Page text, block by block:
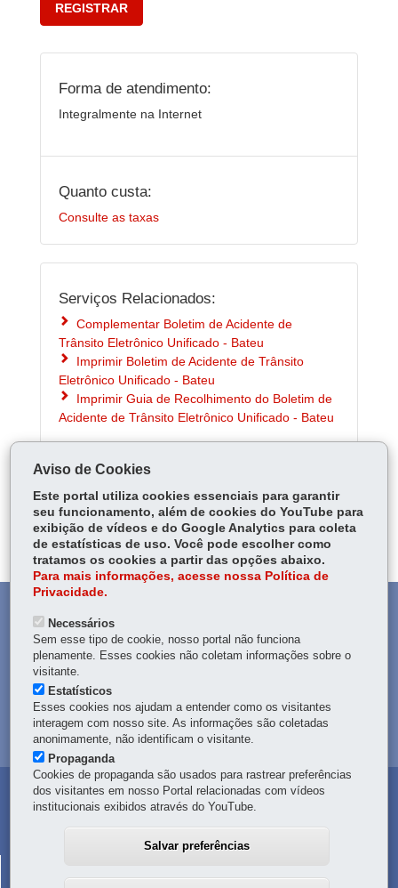
REGISTRAR
Forma de atendimento:
Integralmente na Internet
Quanto custa:
Consulte as taxas
Serviços Relacionados:
Complementar Boletim de Acidente de
Trânsito Eletrônico Unificado - Bateu
Imprimir Boletim de Acidente de Trânsito
Eletrônico Unificado - Bateu
Imprimir Guia de Recolhimento do Boletim de
Acidente de Trânsito Eletrônico Unificado - Bateu
ÓRGÃO RESPONSÁVEL
PERGUNTAS FREQUENTES
DEIXE SUA OPINIÃO
MAPA DO SITE
OUVIDORIA
TRANSPARÊNCIA INSTITUCIONAL
Aviso de Cookies
Este portal utiliza cookies essenciais para garantir
seu funcionamento, além de cookies do YouTube para
exibição de vídeos e do Google Analytics para coleta
de estatísticas de uso. Você pode escolher como
tratamos os cookies a partir das opções abaixo.
Para mais informações, acesse nossa Política de
Privacidade.
Necessários
Sem esse tipo de cookie, nosso portal não funciona
plenamente. Esses cookies não coletam informações sobre o
visitante.
Estatísticos
Esses cookies nos ajudam a entender como os visitantes
interagem com nosso site. As informações são coletadas
anonimamente, não identificam o visitante.
Propaganda
Cookies de propaganda são usados para rastrear preferências
dos visitantes em nosso Portal relacionadas com vídeos
institucionais exibidos através do YouTube.
Salvar preferências